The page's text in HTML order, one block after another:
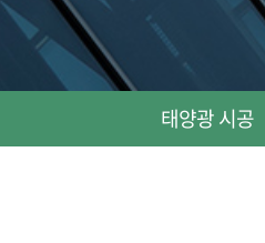
태양광 시공